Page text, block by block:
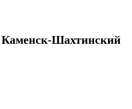
Шахтинский